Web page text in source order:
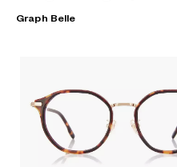
Graph Belle